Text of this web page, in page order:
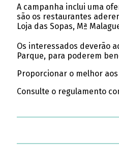
A campanha inclui uma
são os restaurantes
Loja das Sopas, Mª
Os interessados deverão
Parque, para poderem
Proporcionar o melhor
Consulte o regulamento